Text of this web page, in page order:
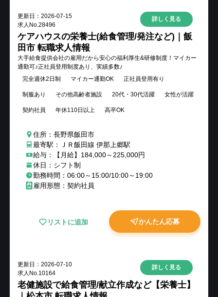
更新日： 2026-07-15
求人No.28496
詳しく見る
ケアハウスの栄養士(給食管理/発注など)｜飯
田市 転職求人情報
大手給食提供会社の雇用だから安心の福利厚生&研修制度！マイカー
通勤可♪正社員登用制度あり、実績多数♪
完全週休2日制
マイカー通勤OK 正社員登用有り
制服あり その他高齢者施設 20代・30代活躍 女性が活躍
契約社員 年休110日以上 高卒OK
住所：長野県飯田市
最寄駅：ＪＲ飯田線 伊那上郷駅
給与：【月給】184,000～225,000円
休日：シフト制
勤務時間：06:00～15:00/10:00～19:00
雇用形態：契約社員
リストに追加 かんたん応募
更新日： 2026-07-10
求人No.10164
詳しく見る
老健施設で給食管理/献立作成など【栄養士】